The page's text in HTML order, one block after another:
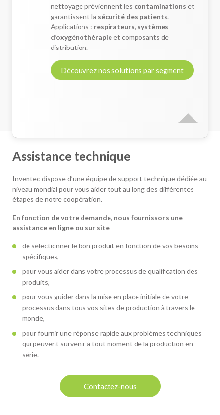
nettoyage préviennent les contaminations et
garantissent la sécurité des patients.
Applications : respirateurs, systèmes
d’oxygénothérapieet composants de
distribution.
Découvrez nos solutions par segment
Assistance technique
Inventec dispose d’une équipe de support technique dédiée au
niveau mondial pour vous aider tout au long des différentes
étapes de notre coopération.
En fonction de votre demande, nous fournissons une
assistance en ligne ou sur site
de sélectionner le bon produit en fonction de vos besoins
spécifiques,
pour vous aider dans votre processus de qualification des
produits,
pour vous guider dans la mise en place initiale de votre
processus dans tous vos sites de production à travers le
monde,
pour fournir une réponse rapide aux problèmes techniques
qui peuvent survenir à tout moment de la production en
série.
Contactez-nous